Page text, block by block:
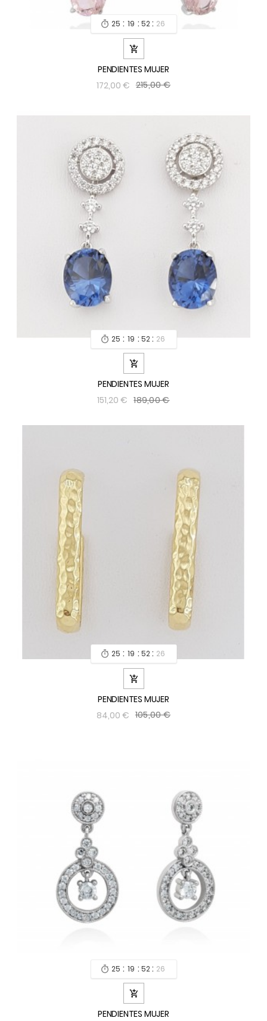
 25 : 19 : 52 : 24

PENDIENTES MUJER
172,00 € 215,00 €
 25 : 19 : 52 : 24

PENDIENTES MUJER
151,20 € 189,00 €
 25 : 19 : 52 : 24

PENDIENTES MUJER
84,00 € 105,00 €
 25 : 19 : 52 : 24

PENDIENTES MUJER